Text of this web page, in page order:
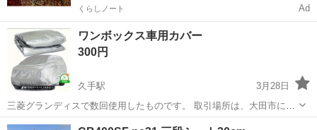
くらしノート Ad
ワンボックス車用カバー
300円
久手駅
3月28日
三菱グランディスで数回使用したものです。 取引場所は、大田市にあ
るロード銀山でお願いします。
島根 大田市 外装、車外用品